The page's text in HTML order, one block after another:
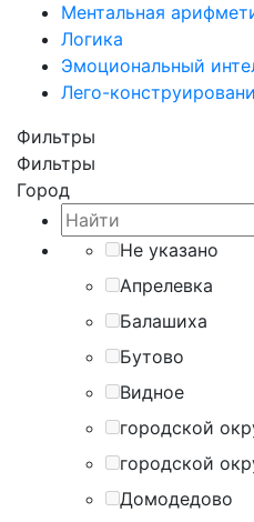
Ментальная
Логика
Эмоциональный
Лего-
Фильтры
Фильтры
Город
Не указано
Апрелевка
Балашиха
Бутово
Видное
городской
городской
Домодедово